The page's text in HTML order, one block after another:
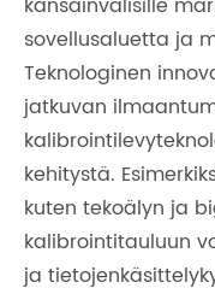
sovellusaluetta ja
Teknologinen
jatkuvan
kehitystä.
kuten tekoälyn ja
kalibrointitauluun
ja